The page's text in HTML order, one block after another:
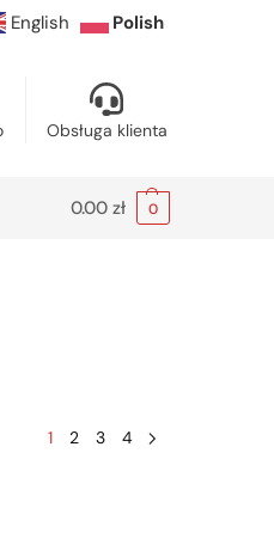
English Polish
Obsługa klienta
0.00 zł 0
1 2 3 4